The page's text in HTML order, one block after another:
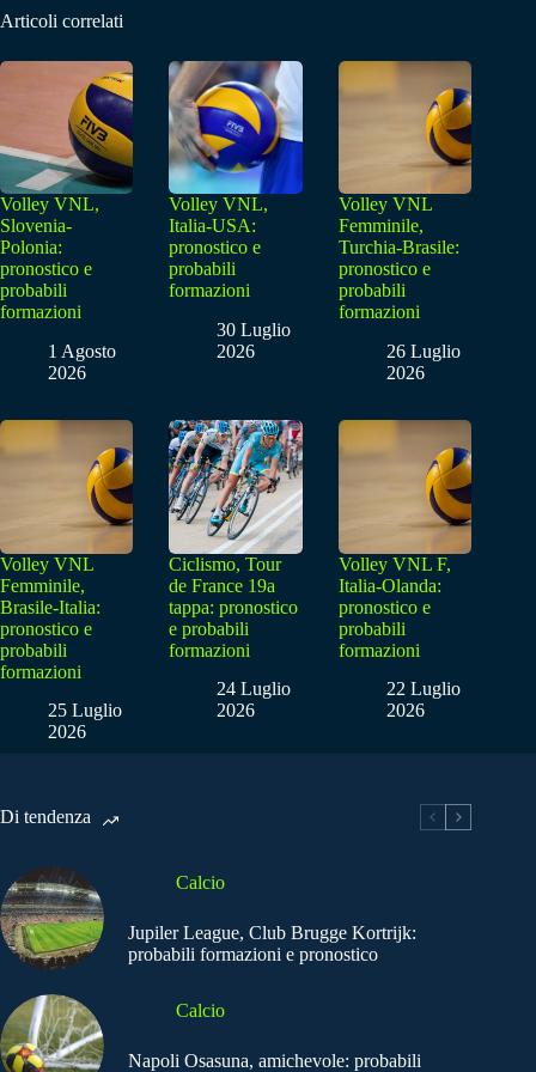
Articoli correlati
Volley VNL,
Slovenia-
Polonia:
pronostico e
probabili
formazioni
1 Agosto
2026
Volley VNL,
Italia-USA:
pronostico e
probabili
formazioni
30 Luglio
2026
Volley VNL
Femminile,
Turchia-Brasile:
pronostico e
probabili
formazioni
26 Luglio
2026
Volley VNL
Femminile,
Brasile-Italia:
pronostico e
probabili
formazioni
25 Luglio
2026
Ciclismo, Tour
de France 19a
tappa: pronostico
e probabili
formazioni
24 Luglio
2026
Volley VNL F,
Italia-Olanda:
pronostico e
probabili
formazioni
22 Luglio
2026
Di tendenza
Calcio
Jupiler League, Club Brugge Kortrijk:
probabili formazioni e pronostico
Calcio
Napoli Osasuna, amichevole: probabili